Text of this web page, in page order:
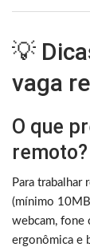
💡
vaga
O que
remoto?
Para trabalhar
(mínimo
webcam, fone
ergonômica e